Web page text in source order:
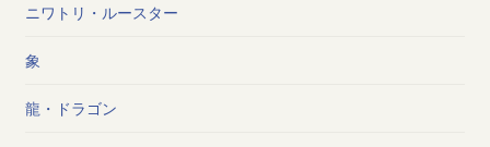
ニワトリ・ルースター
象
龍・ドラゴン